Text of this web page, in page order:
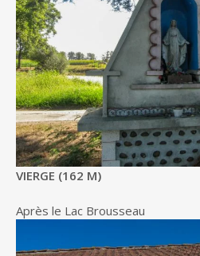
VIERGE (162 M)
Après le Lac Brousseau